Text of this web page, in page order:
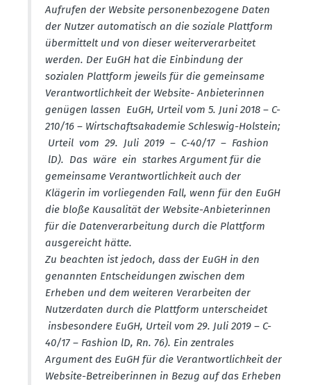
Aufrufen der Website perso­nen­be­zogene Daten
der Nutzer automa­tisch an die soziale Plattform
übermittelt und von dieser weiter­ver­ar­beitet
werden. Der EuGH hat die Einbindung der
sozialen Plattform jeweils für die gemeinsame
Verant­wort­lichkeit der Website- Anbie­te­rinnen
genügen lassen EuGH, Urteil vom 5. Juni 2018 – C-
210/16 – Wirtschafts­aka­demie Schleswig-Holstein;
Urteil vom 29. Juli 2019 – C-40/17 – Fashion
lD). Das wäre ein starkes Argument für die
gemeinsame Verant­wort­lichkeit auch der
Klägerin im vorlie­genden Fall, wenn für den EuGH
die bloße Kausa­lität der Website-Anbie­te­rinnen
für die Daten­ver­ar­beitung durch die Plattform
ausge­reicht hätte.
Zu beachten ist jedoch, dass der EuGH in den
genannten Entschei­dungen zwischen dem
Erheben und dem weiteren Verar­beiten der
Nutzer­daten durch die Plattform unter­scheidet
insbe­sondere EuGH, Urteil vom 29. Juli 2019 – C-
40/17 – Fashion lD, Rn. 76). Ein zentrales
Argument des EuGH für die Verant­wort­lichkeit der
Website-Betrei­be­rinnen in Bezug auf das Erheben